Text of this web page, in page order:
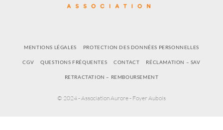
MENTIONS LÉGALES PROTECTION DES DONNÉES PERSONNELLES
CGV QUESTIONS FRÉQUENTES CONTACT RÉCLAMATION – SAV
RETRACTATION – REMBOURSEMENT
© 2024 - Association Aurore - Foyer Aubois